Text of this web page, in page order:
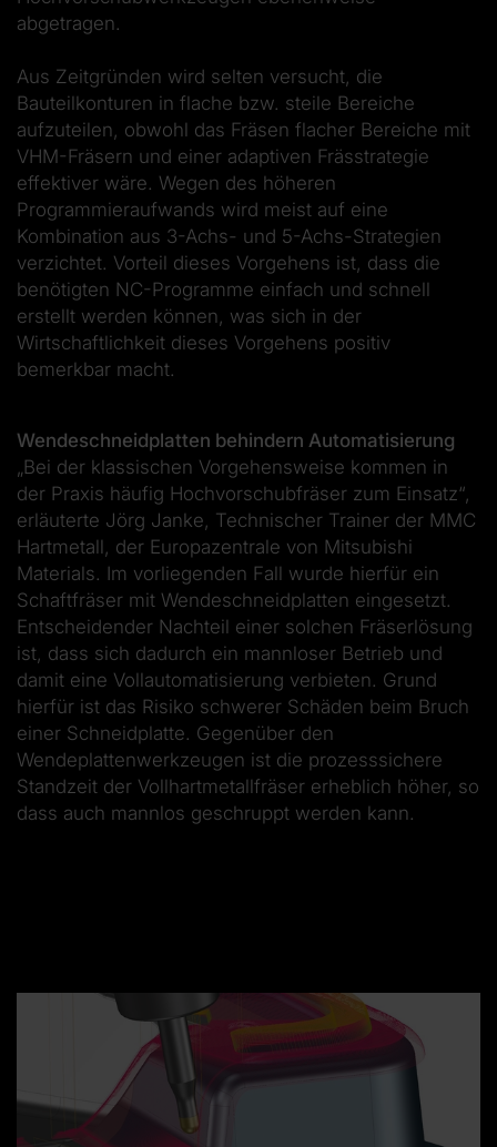
abgetragen.
Aus Zeitgründen wird selten versucht, die
Bauteilkonturen in flache bzw. steile Bereiche
aufzuteilen, obwohl das Fräsen flacher Bereiche mit
VHM-Fräsern und einer adaptiven Frässtrategie
effektiver wäre. Wegen des höheren
Programmieraufwands wird meist auf eine
Kombination aus 3-Achs- und 5-Achs-Strategien
verzichtet. Vorteil dieses Vorgehens ist, dass die
benötigten NC-Programme einfach und schnell
erstellt werden können, was sich in der
Wirtschaftlichkeit dieses Vorgehens positiv
bemerkbar macht.
Wendeschneidplatten behindern Automatisierung
„Bei der klassischen Vorgehensweise kommen in
der Praxis häufig Hochvorschubfräser zum Einsatz“,
erläuterte Jörg Janke, Technischer Trainer der MMC
Hartmetall, der Europazentrale von Mitsubishi
Materials. Im vorliegenden Fall wurde hierfür ein
Schaftfräser mit Wendeschneidplatten eingesetzt.
Entscheidender Nachteil einer solchen Fräserlösung
ist, dass sich dadurch ein mannloser Betrieb und
damit eine Vollautomatisierung verbieten. Grund
hierfür ist das Risiko schwerer Schäden beim Bruch
einer Schneidplatte. Gegenüber den
Wendeplattenwerkzeugen ist die prozesssichere
Standzeit der Vollhartmetallfräser erheblich höher, so
dass auch mannlos geschruppt werden kann.